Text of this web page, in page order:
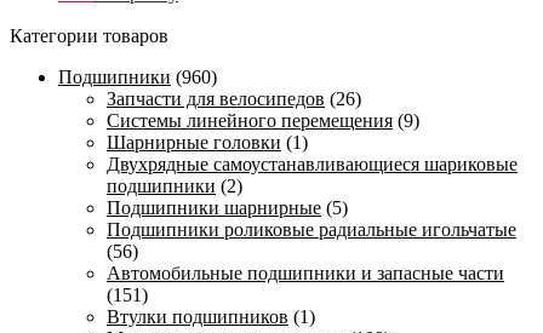
Категории товаров
Подшипники (960)
Запчасти для велосипедов (26)
Системы линейного перемещения (9)
Шарнирные головки (1)
Двухрядные самоустанавливающиеся шариковые
подшипники (2)
Подшипники шарнирные (5)
Подшипники роликовые радиальные игольчатые
(56)
Автомобильные подшипники и запасные части
(151)
Втулки подшипников (1)